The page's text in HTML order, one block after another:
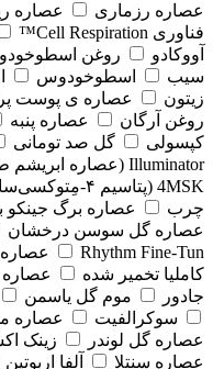
عصاره رزماری
عصاره
فناوری Cell Respiration™
آووکادو
روغن
سیب
اسطوخودوس
زیتون
عصاره ی پوست
روغن آرگان
عصاره پنبه
کپسولی
گل صد تومانی
Illuminator (عصاره ابریشم طلایی، مروارید ژاپنی، تیانین)
4MSK (پتاسیم ۴‑مِتوکسی‌سالیسیلات)
چرب
عصاره برگ جینکو
عصاره گل سوسن درخشان
Rhythm Fine‑Tun
کاملیا تخمیر شده
جادور
موم گل یاسمن
سوکرالفیت
عصاره
عصاره گل لوندر
زینک
عصاره سنتلا
آلفا اربوتین